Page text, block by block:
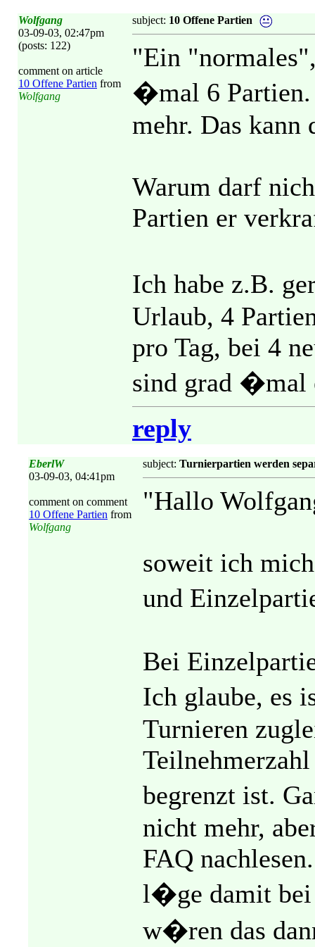
Wolfgang
03-09-03, 02:47pm
(posts: 122)
comment on article
10 Offene Partien from
Wolfgang
subject: 10 Offene Partien
"Ein
�mal 6 Partien.
mehr. Das kann
Warum darf
Partien er
Ich habe z.B.
Urlaub, 4
pro Tag, bei 4
sind grad �mal
reply
EberlW
03-09-03, 04:41pm
comment on comment
10 Offene Partien from
Wolfgang
subject: Turnierpartien werden
"Hallo
soweit ich
und
Bei
Ich glaube, es
Turnieren
begrenzt ist.
nicht mehr,
FAQ
l�ge damit
w�ren das